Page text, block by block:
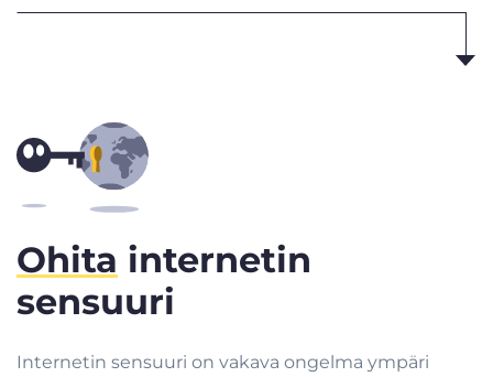
Ohita internetin
sensuuri
Internetin sensuuri on vakava ongelma ympäri